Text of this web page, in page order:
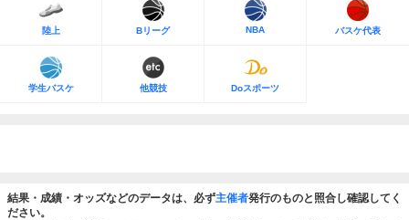
陸上 Bリーグ NBA バスケ代表
学生バスケ 他競技 Doスポーツ
結果・成績・オッズなどのデータは、必ず主催者発行のものと照合し確認してく
ださい。